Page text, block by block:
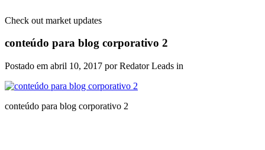
Check out market updates
conteúdo para blog corporativo 2
Postado em abril 10, 2017 por Redator Leads in
conteúdo para blog corporativo 2